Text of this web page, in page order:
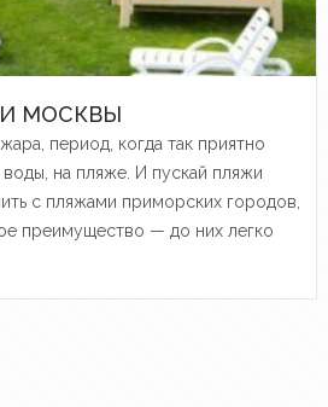
МОСКВЫ
период, когда так приятно
на пляже. И пускай пляжи
с пляжами приморских городов,
преимущество — до них легко